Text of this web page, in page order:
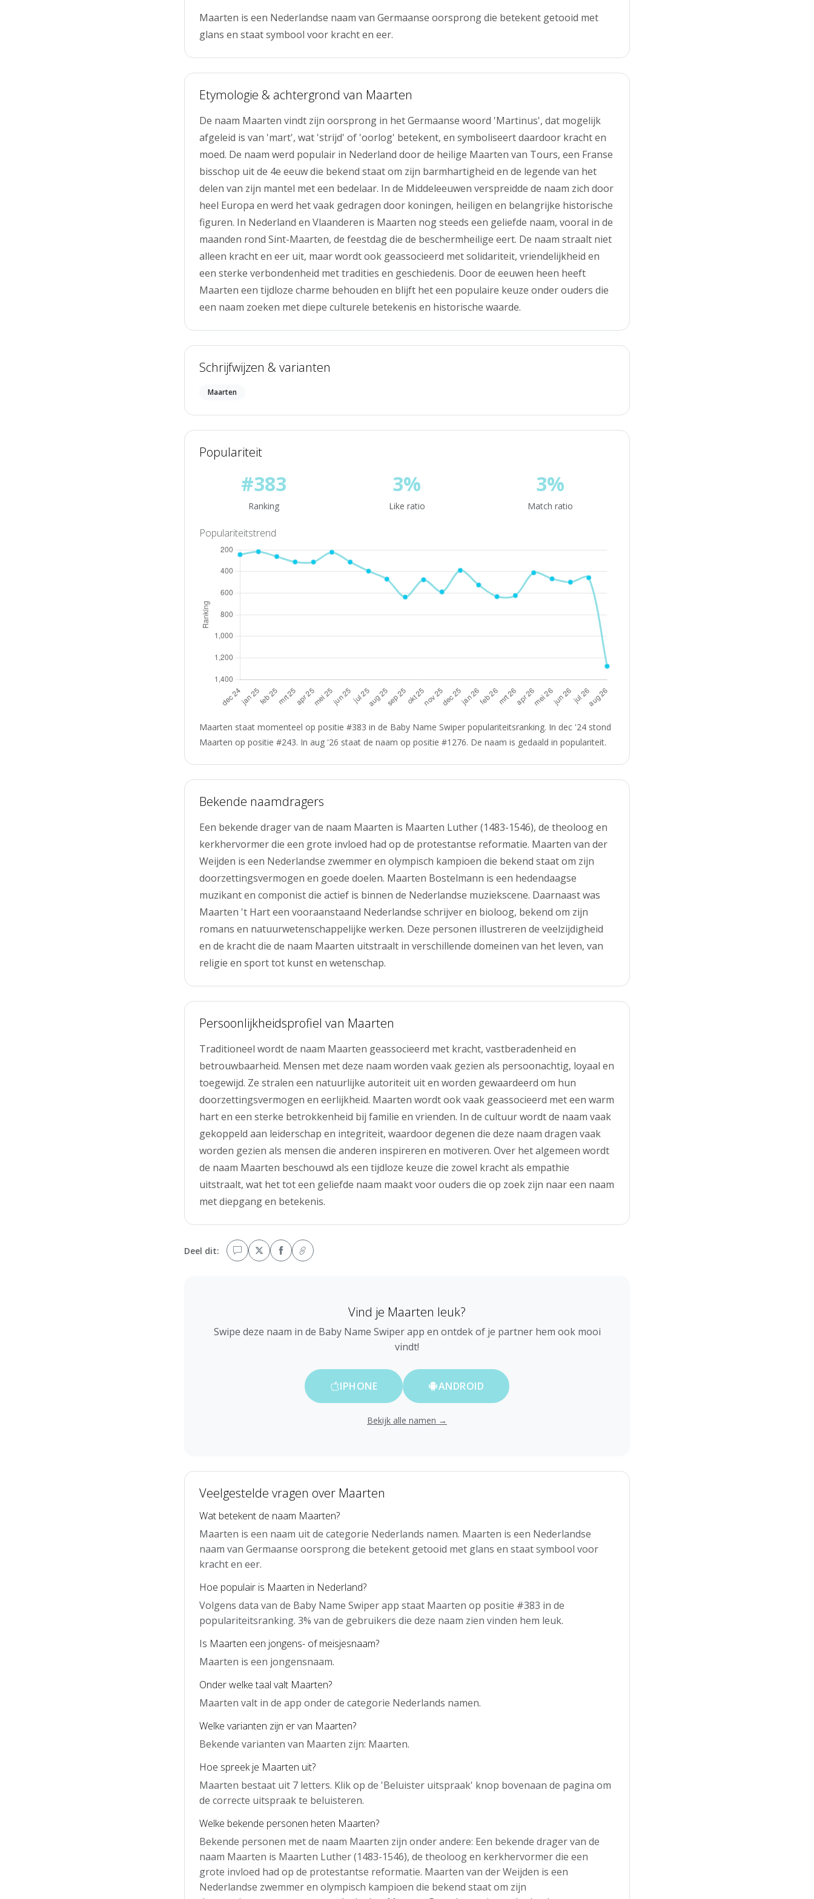
Maarten is een Nederlandse naam van Germaanse oorsprong die betekent getooid met
glans en staat symbool voor kracht en eer.
Etymologie & achtergrond van Maarten
De naam Maarten vindt zijn oorsprong in het Germaanse woord 'Martinus', dat mogelijk
afgeleid is van 'mart', wat 'strijd' of 'oorlog' betekent, en symboliseert daardoor kracht en
moed. De naam werd populair in Nederland door de heilige Maarten van Tours, een Franse
bisschop uit de 4e eeuw die bekend staat om zijn barmhartigheid en de legende van het
delen van zijn mantel met een bedelaar. In de Middeleeuwen verspreidde de naam zich door
heel Europa en werd het vaak gedragen door koningen, heiligen en belangrijke historische
figuren. In Nederland en Vlaanderen is Maarten nog steeds een geliefde naam, vooral in de
maanden rond Sint-Maarten, de feestdag die de beschermheilige eert. De naam straalt niet
alleen kracht en eer uit, maar wordt ook geassocieerd met solidariteit, vriendelijkheid en
een sterke verbondenheid met tradities en geschiedenis. Door de eeuwen heen heeft
Maarten een tijdloze charme behouden en blijft het een populaire keuze onder ouders die
een naam zoeken met diepe culturele betekenis en historische waarde.
Schrijfwijzen & varianten
Maarten
Populariteit
#383
Ranking
3%
Like ratio
3%
Match ratio
Populariteitstrend
Maarten staat momenteel op positie #383 in de Baby Name Swiper populariteitsranking. In dec '24 stond
Maarten op positie #243. In aug '26 staat de naam op positie #1276. De naam is gedaald in populariteit.
Bekende naamdragers
Een bekende drager van de naam Maarten is Maarten Luther (1483-1546), de theoloog en
kerkhervormer die een grote invloed had op de protestantse reformatie. Maarten van der
Weijden is een Nederlandse zwemmer en olympisch kampioen die bekend staat om zijn
doorzettingsvermogen en goede doelen. Maarten Bostelmann is een hedendaagse
muzikant en componist die actief is binnen de Nederlandse muziekscene. Daarnaast was
Maarten 't Hart een vooraanstaand Nederlandse schrijver en bioloog, bekend om zijn
romans en natuurwetenschappelijke werken. Deze personen illustreren de veelzijdigheid
en de kracht die de naam Maarten uitstraalt in verschillende domeinen van het leven, van
religie en sport tot kunst en wetenschap.
Persoonlijkheidsprofiel van Maarten
Traditioneel wordt de naam Maarten geassocieerd met kracht, vastberadenheid en
betrouwbaarheid. Mensen met deze naam worden vaak gezien als persoonachtig, loyaal en
toegewijd. Ze stralen een natuurlijke autoriteit uit en worden gewaardeerd om hun
doorzettingsvermogen en eerlijkheid. Maarten wordt ook vaak geassocieerd met een warm
hart en een sterke betrokkenheid bij familie en vrienden. In de cultuur wordt de naam vaak
gekoppeld aan leiderschap en integriteit, waardoor degenen die deze naam dragen vaak
worden gezien als mensen die anderen inspireren en motiveren. Over het algemeen wordt
de naam Maarten beschouwd als een tijdloze keuze die zowel kracht als empathie
uitstraalt, wat het tot een geliefde naam maakt voor ouders die op zoek zijn naar een naam
met diepgang en betekenis.
Deel dit:
Vind je Maarten leuk?
Swipe deze naam in de Baby Name Swiper app en ontdek of je partner hem ook mooi
vindt!
IPHONE ANDROID
Bekijk alle namen →
Veelgestelde vragen over Maarten
Wat betekent de naam Maarten?
Maarten is een naam uit de categorie Nederlands namen. Maarten is een Nederlandse
naam van Germaanse oorsprong die betekent getooid met glans en staat symbool voor
kracht en eer.
Hoe populair is Maarten in Nederland?
Volgens data van de Baby Name Swiper app staat Maarten op positie #383 in de
populariteitsranking. 3% van de gebruikers die deze naam zien vinden hem leuk.
Is Maarten een jongens- of meisjesnaam?
Maarten is een jongensnaam.
Onder welke taal valt Maarten?
Maarten valt in de app onder de categorie Nederlands namen.
Welke varianten zijn er van Maarten?
Bekende varianten van Maarten zijn: Maarten.
Hoe spreek je Maarten uit?
Maarten bestaat uit 7 letters. Klik op de 'Beluister uitspraak' knop bovenaan de pagina om
de correcte uitspraak te beluisteren.
Welke bekende personen heten Maarten?
Bekende personen met de naam Maarten zijn onder andere: Een bekende drager van de
naam Maarten is Maarten Luther (1483-1546), de theoloog en kerkhervormer die een
grote invloed had op de protestantse reformatie. Maarten van der Weijden is een
Nederlandse zwemmer en olympisch kampioen die bekend staat om zijn